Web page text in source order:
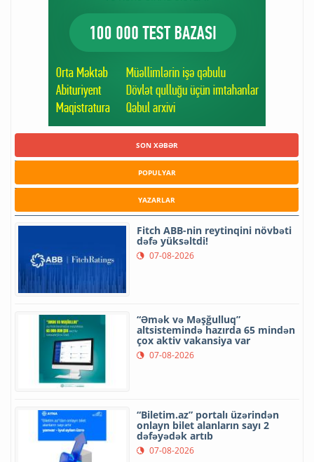
SON XƏBƏR
POPULYAR
YAZARLAR
Fitch ABB-nin reytinqini növbəti
dəfə yüksəltdi!
07-08-2026
“Əmək və Məşğulluq”
altsistemində hazırda 65 mindən
çox aktiv vakansiya var
07-08-2026
“Biletim.az” portalı üzərindən
onlayn bilet alanların sayı 2
dəfəyədək artıb
07-08-2026